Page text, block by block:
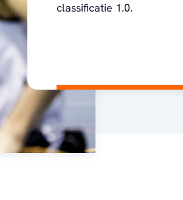
classificatie 1.0.